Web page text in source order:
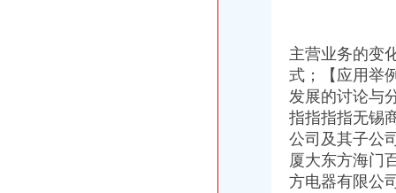
2018【大邱旅游注意事项】大邱旅游指南,大邱自助游指南,游玩大邱
大东方：2012年年度报告（2013-04-09）_大东方（）个股公
主营业务的变
式；【应用举
发展的讨论与
指指指指无锡
公司及其子公
厦大东方海门
方电器有限公